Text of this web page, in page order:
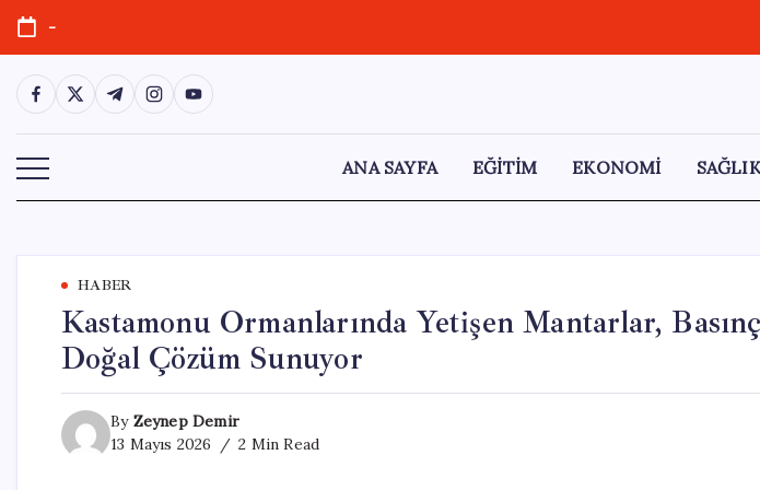
Skip
content
-
https://www.facebook.com/
https://twitter.com/
https://t.me/
https://www.instagram.com/
https://youtube.com/
ANA SAYFA EĞİTİM EKONOMİ SAĞLIK
HABER
Kastamonu Ormanlarında Yetişen Mantarlar,
Doğal Çözüm Sunuyor
By Zeynep Demir
13 Mayıs 2026
2 Min Read